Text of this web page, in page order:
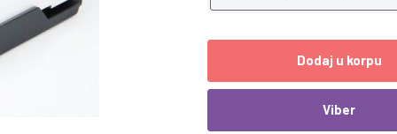
Dodaj u korpu
Viber